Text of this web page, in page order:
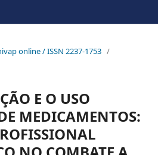
online / ISSN 2237-1753 /
E O USO
MEDICAMENTOS: